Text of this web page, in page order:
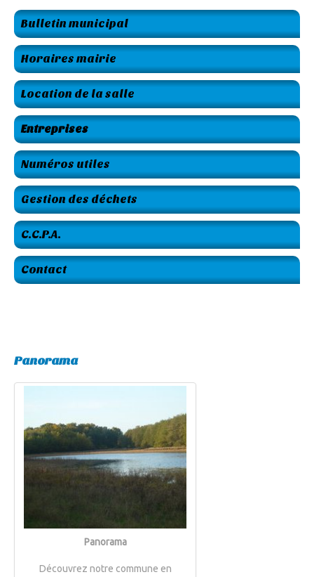
Bulletin municipal
Horaires mairie
Location de la salle
Entreprises
Numéros utiles
Gestion des déchets
C.C.P.A.
Contact
Panorama
Panorama
Découvrez notre commune en